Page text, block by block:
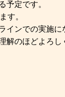
予定です。
す。
ンでの実施に
のほどよろし